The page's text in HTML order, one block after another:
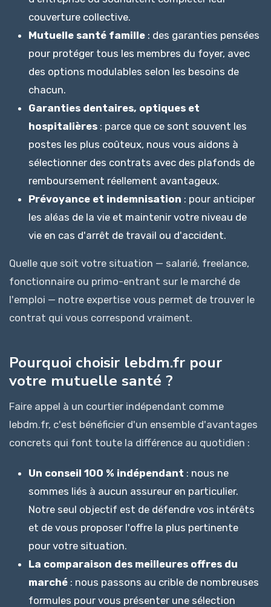
couverture collective.
Mutuelle santé famille : des garanties pensées
pour protéger tous les membres du foyer, avec
des options modulables selon les besoins de
chacun.
Garanties dentaires, optiques et
hospitalières : parce que ce sont souvent les
postes les plus coûteux, nous vous aidons à
sélectionner des contrats avec des plafonds de
remboursement réellement avantageux.
Prévoyance et indemnisation : pour anticiper
les aléas de la vie et maintenir votre niveau de
vie en cas d'arrêt de travail ou d'accident.
Quelle que soit votre situation — salarié, freelance,
fonctionnaire ou primo-entrant sur le marché de
l'emploi — notre expertise vous permet de trouver le
contrat qui vous correspond vraiment.
Pourquoi choisir lebdm.fr pour
votre mutuelle santé ?
Faire appel à un courtier indépendant comme
lebdm.fr, c'est bénéficier d'un ensemble d'avantages
concrets qui font toute la différence au quotidien :
Un conseil 100 % indépendant : nous ne
sommes liés à aucun assureur en particulier.
Notre seul objectif est de défendre vos intérêts
et de vous proposer l'offre la plus pertinente
pour votre situation.
La comparaison des meilleures offres du
marché : nous passons au crible de nombreuses
formules pour vous présenter une sélection